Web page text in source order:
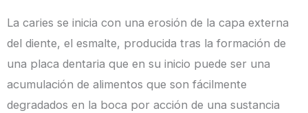
La caries se inicia con una erosión de la capa externa
del diente, el esmalte, producida tras la formación de
una placa dentaria que en su inicio puede ser una
acumulación de alimentos que son fácilmente
degradados en la boca por acción de una sustancia